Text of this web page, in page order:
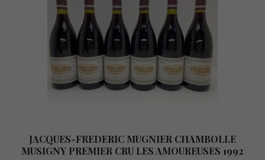
JACQUES-FREDERIC MUGNIER CHAMBOLLE
MUSIGNY PREMIER CRU LES AMOUREUSES 1992